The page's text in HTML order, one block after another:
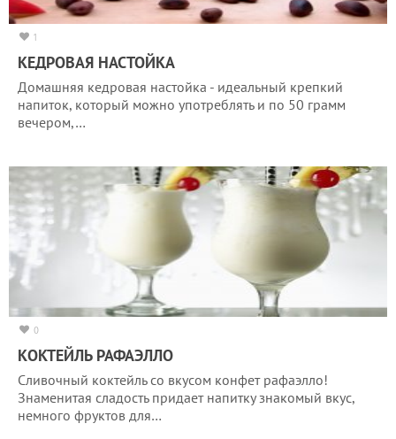
1
КЕДРОВАЯ НАСТОЙКА
Домашняя кедровая настойка - идеальный крепкий
напиток, который можно употреблять и по 50 грамм
вечером,…
0
КОКТЕЙЛЬ РАФАЭЛЛО
Сливочный коктейль со вкусом конфет рафаэлло!
Знаменитая сладость придает напитку знакомый вкус,
немного фруктов для…